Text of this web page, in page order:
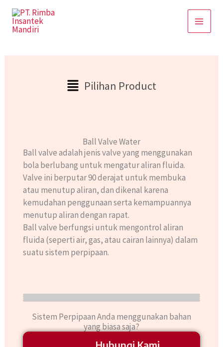
content
Main
Pilihan Product
Ball Valve Water
Ball valve adalah jenis valve yang menggunakan
bola berlubang untuk mengatur aliran fluida.
Valve ini berputar 90 derajat untuk membuka
atau menutup aliran, dan dikenal karena
kemudahan penggunaan serta kemampuannya
menutup aliran dengan rapat.
Ball valve berfungsi untuk mengontrol aliran
fluida (seperti air, gas, atau cairan lainnya) dalam
suatu sistem perpipaan.
Sistem Perpipaan Anda menggunakan bahan
yang biasa saja?​